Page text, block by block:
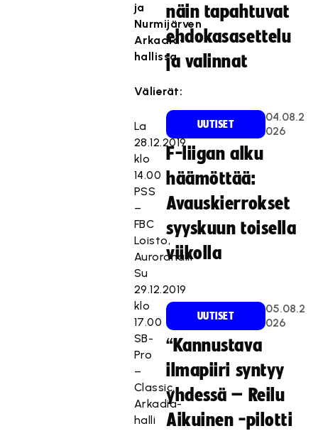
ja
Nurmijärven
Arkadia-
hallissa.
Välierät:
La
28.12.2019
klo
14.00
PSS
–
FBC
Loisto,
Aurorahalli
Su
29.12.2019
klo
17.00
SB-
Pro
–
Classic,
Arkadia-
halli
näin tapahtuvat
ehdokasasettelu
ja valinnat
UUTISET
04.08.2
026
F-liigan alku
häämöttää:
Avauskierrokset
syyskuun toisella
viikolla
UUTISET
05.08.2
026
“Kannustava
ilmapiiri syntyy
yhdessä – Reilu
Aikuinen -pilotti